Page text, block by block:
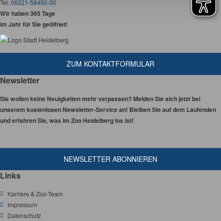
Tel:06221-58450-00
Wir haben 365 Tage
im Jahr für Sie geöffnet!
ZUM KONTAKTFORMULAR
Newsletter
Sie wollen keine Neuigkeiten mehr verpassen? Melden Sie sich jetzt bei
unserem kostenlosen Newsletter-Service an! Bleiben Sie auf dem Laufenden
und erfahren Sie, was im Zoo Heidelberg los ist!
NEWSLETTER ABONNIEREN
Links
Karriere & Zoo-Team
Impressum
Datenschutz